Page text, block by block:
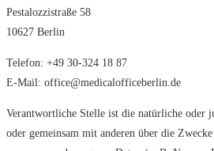
Pestalozzistraße 58
10627 Berlin
Telefon: +49 30-324 18 87
E-Mail: office@medicalofficeberlin.de
Verantwortliche Stelle ist die natürliche oder
oder gemeinsam mit anderen über die